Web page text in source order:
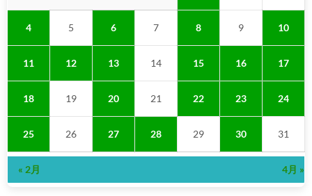
4 5 6 7 8 9 10
11 12 13 14 15 16 17
18 19 20 21 22 23 24
25 26 27 28 29 30 31
« 2月 4月 »